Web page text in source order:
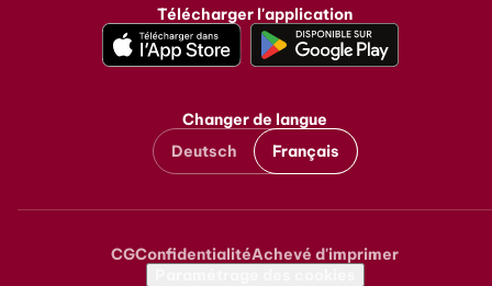
Télécharger l'application
Changer de langue
Deutsch
Français
Metanavigation
CGConfidentialitéAchevé d'imprimer